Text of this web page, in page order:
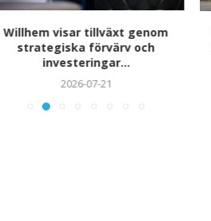
Willhem visar tillväxt genom
strategiska förvärv och
investeringar...
2026-07-21